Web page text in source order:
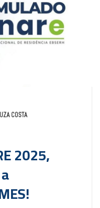
COSTA
2025,